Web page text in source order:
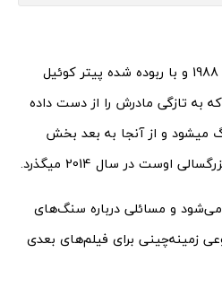
آغاز داستان این فیلم در سال 1988 و با ربوده شده پیتر کوئیل
به تازگی مادرش را از دست داده
میشود و از آنجا به بعد بخش
اوست در سال 2014 میگذرد.
و مسائلی درباره سنگ‌های
زمینه‌چینی برای فیلم‌های بعدی